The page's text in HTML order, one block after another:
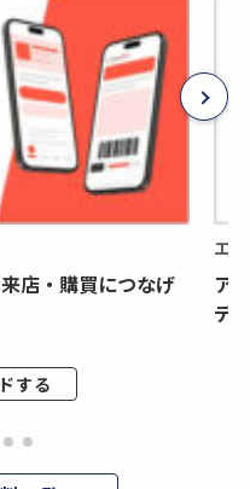
店・購買につなげ
する
エ
ア
デ